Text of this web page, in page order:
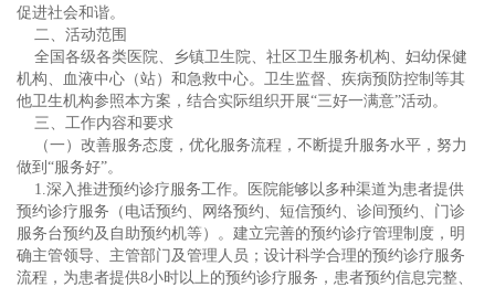
促进社会和谐。
二、活动范围
全国各级各类医院、乡镇卫生院、社区卫生服务机构、妇幼保健
机构、血液中心（站）和急救中心。卫生监督、疾病预防控制等其
他卫生机构参照本方案，结合实际组织开展“三好一满意”活动。
三、工作内容和要求
（一）改善服务态度，优化服务流程，不断提升服务水平，努力
做到“服务好”。
1.深入推进预约诊疗服务工作。医院能够以多种渠道为患者提供
预约诊疗服务（电话预约、网络预约、短信预约、诊间预约、门诊
服务台预约及自助预约机等）。建立完善的预约诊疗管理制度，明
确主管领导、主管部门及管理人员；设计科学合理的预约诊疗服务
流程，为患者提供8小时以上的预约诊疗服务，患者预约信息完整、